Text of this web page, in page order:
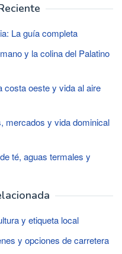
La guía completa
y la colina del Palatino
costa oeste y vida al aire
mercados y vida dominical
té, aguas termales y
y etiqueta local
y opciones de carretera